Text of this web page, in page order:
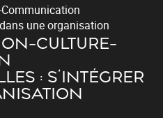
Communication
une organisation
CULTURE-
: S’INTÉGRER